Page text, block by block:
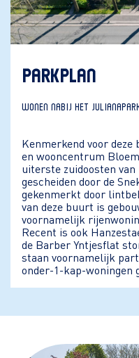
PARKPLAN
WONEN NABIJ HET
Kenmerkend voor
en wooncentrum
uiterste zuidoosten
gescheiden door de
gekenmerkt door
van deze buurt is
voornamelijk
Recent is ook
de Barber Yntjesflat
staan voornamelijk
onder-1-kap-woningen